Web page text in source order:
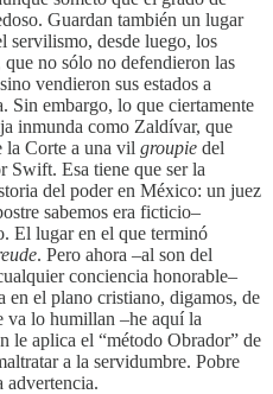
Guardan también un lugar
servilismo, desde luego, los
no sólo no defendieron las
vendieron sus estados a
Sin embargo, lo que ciertamente
inmunda como Zaldívar, que
la Corte a una vil groupie del
Swift. Esa tiene que ser la
del poder en México: un juez
sabemos era ficticio–
El lugar en el que terminó
. Pero ahora –al son del
conciencia honorable–
en el plano cristiano, digamos, de
va lo humillan –he aquí la
le aplica el “método Obrador” de
a la servidumbre. Pobre
advertencia.